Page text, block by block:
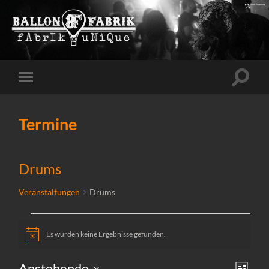
Mobile-
Termine
Drums
Veranstaltungen Drums
Veranstaltungen
HinweisEs wurden keine Ergebnisse gefunden.